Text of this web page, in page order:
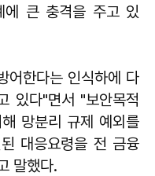
에 큰 충격을 주고 있
어한다는 인식하에 다
있다"면서 "보안목적
망분리 규제 예외를
대응요령을 전 금융
말했다.